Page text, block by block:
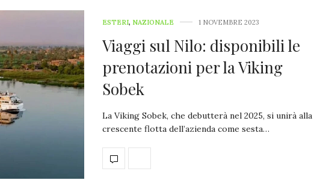
ESTERI, NAZIONALE 1 NOVEMBRE 2023
Viaggi sul Nilo: disponibili le
prenotazioni per la Viking
Sobek
La Viking Sobek, che debutterà nel 2025, si unirà alla
crescente flotta dell’azienda come sesta…